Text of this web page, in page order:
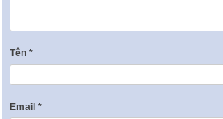
Tên *
Email *